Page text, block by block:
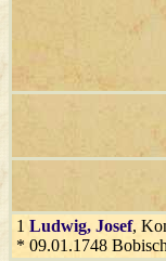
1 Ludwig, Josef,
* 09.01.1748